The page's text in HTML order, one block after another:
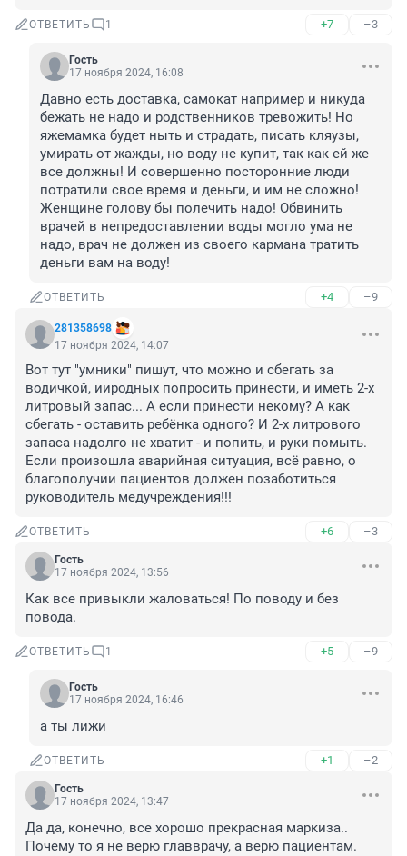
ОТВЕТИТЬ 1 +7 –3
Гость
17 ноября 2024, 16:08
Давно есть доставка, самокат например и никуда
бежать не надо и родственников тревожить! Но
яжемамка будет ныть и страдать, писать кляузы,
умирать от жажды, но воду не купит, так как ей же
все должны! И совершенно посторонние люди
потратили свое время и деньги, и им не сложно!
Женщине голову бы полечить надо! Обвинить
врачей в непредоставлении воды могло ума не
надо, врач не должен из своего кармана тратить
деньги вам на воду!
ОТВЕТИТЬ +4 –9
281358698
17 ноября 2024, 14:07
Вот тут "умники" пишут, что можно и сбегать за
водичкой, ииродных попросить принести, и иметь 2-х
литровый запас... А если принести некому? А как
сбегать - оставить ребёнка одного? И 2-х литрового
запаса надолго не хватит - и попить, и руки помыть.
Если произошла аварийная ситуация, всё равно, о
благополучии пациентов должен позаботиться
руководитель медучреждения!!!
ОТВЕТИТЬ +6 –3
Гость
17 ноября 2024, 13:56
Как все привыкли жаловаться! По поводу и без
повода.
ОТВЕТИТЬ 1 +5 –9
Гость
17 ноября 2024, 16:46
а ты лижи
ОТВЕТИТЬ +1 –2
Гость
17 ноября 2024, 13:47
Да да, конечно, все хорошо прекрасная маркиза..
Почему то я не верю главврачу, а верю пациентам.